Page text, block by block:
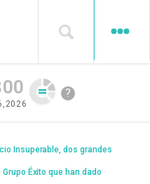
?
Insuperable, dos grandes
Éxito que han dado